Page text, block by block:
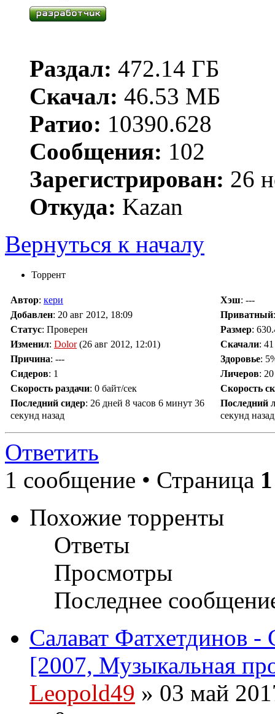
Раздал: 472.14 ГБ
Скачал: 46.53 МБ
Ратио: 10390.628
Сообщения: 102
Зарегистрирован: 26
Откуда: Kazan
Вернуться к началу
Торрент
Автор: кери Хэш: ---
Добавлен: 20 авг 2012, 18:09 Приватный
Статус: Проверен Размер:
Изменил: Dolor(26 авг 2012, 12:01) Скачали: 41
Причина: --- Здоровье:
Сидеров: 1 Личеров: 20
Скорость раздачи: 0 байт/сек
Скорость
Последний сидер: 26 дней 8 часов 6 минут 36
секунд назад
Последний
секунд назад
Ответить
1 сообщение • Страница 1
Похожие торренты
Ответы
Просмотры
Последнее
Салават Фатхетдинов -
[2007, Музыкальная
Leopold49 » 03 май